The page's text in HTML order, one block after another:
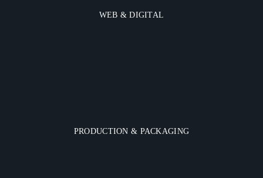
WEB & DIGITAL
PRODUCTION & PACKAGING